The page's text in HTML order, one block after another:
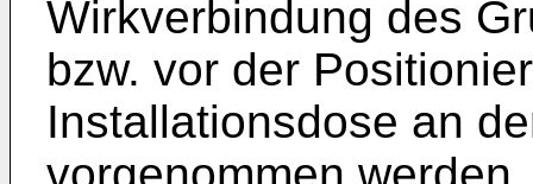
Wirkverbindung des
bzw. vor der
Installationsdose an